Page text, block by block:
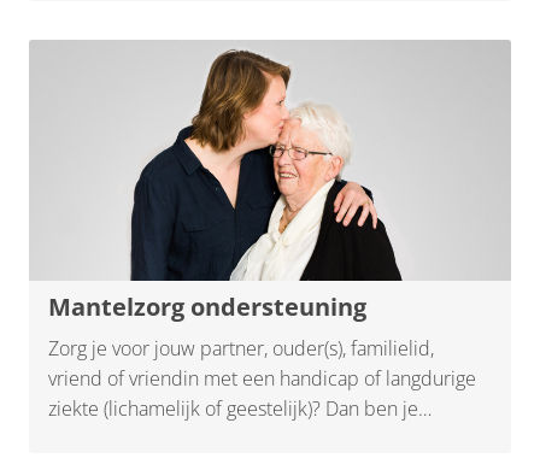
handicap. Ook als je ouder bent of ongeneeslijk
ziek, wil je zo veel mogelijk kwaliteit van leven
blijven ervaren. Iedereen woont het liefst thuis.
Daar helpen we bij.
Mantelzorg ondersteuning
Zorg je voor jouw partner, ouder(s), familielid,
vriend of vriendin met een handicap of langdurige
ziekte (lichamelijk of geestelijk)? Dan ben je